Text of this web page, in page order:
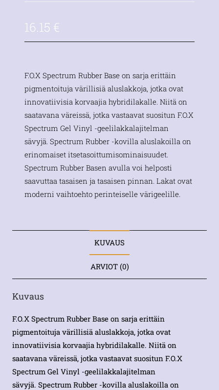
16.15 €
F.O.X Spectrum Rubber Base on sarja erittäin
pigmentoituja värillisiä aluslakkoja, jotka ovat
innovatiivisia korvaajia hybridilakalle. Niitä on
saatavana väreissä, jotka vastaavat suositun F.O.X
Spectrum Gel Vinyl -geelilakkalajitelman
sävyjä. Spectrum Rubber -kovilla aluslakoilla on
erinomaiset itsetasoittumisominaisuudet.
Spectrum Rubber Basen avulla voi helposti
saavuttaa tasaisen ja tasaisen pinnan. Lakat ovat
moderni vaihtoehto perinteiselle värigeelille.
KUVAUS
ARVIOT (0)
Kuvaus
F.O.X Spectrum Rubber Base on sarja erittäin
pigmentoituja värillisiä aluslakkoja, jotka ovat
innovatiivisia korvaajia hybridilakalle. Niitä on
saatavana väreissä, jotka vastaavat suositun F.O.X
Spectrum Gel Vinyl -geelilakkalajitelman
sävyjä. Spectrum Rubber -kovilla aluslakoilla on